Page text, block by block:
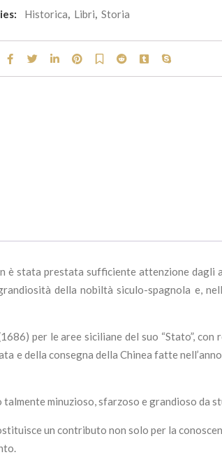
Historica, Libri, Storia
è stata prestata sufficiente attenzione
della nobiltà siculo-spagnola e,
per le aree siciliane del suo “Stato”,
e della consegna della Chinea fatte
minuzioso, sfarzoso e grandioso da
un contributo non solo per la